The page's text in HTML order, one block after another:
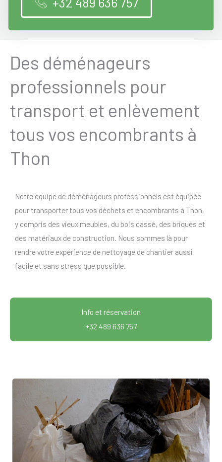
Des déménageurs
professionnels pour
transport et enlèvement
tous vos encombrants à
Thon
Notre équipe de déménageurs professionnels est équipée
pour transporter tous vos déchets et encombrants à Thon,
y compris des vieux meubles, du bois cassé, des briques et
des matériaux de construction. Nous sommes là pour
rendre votre expérience de nettoyage de chantier aussi
facile et sans stress que possible.
Info et réservation
+32 489 636 757